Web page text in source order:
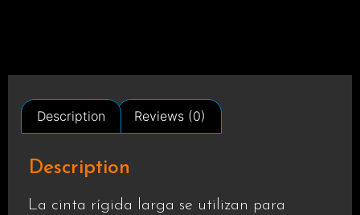
Description Reviews (0)
Description
La cinta rígida larga se utilizan para